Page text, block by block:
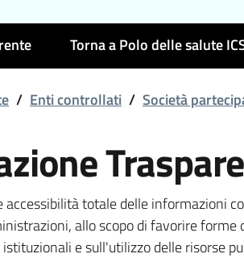
Torna a Polo delle salute
/ Enti controllati / Società
accessibilità totale delle informazioni
allo scopo di favorire forme
e sull'utilizzo delle risorse